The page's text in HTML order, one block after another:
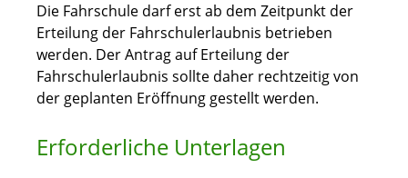
Die Fahrschule darf erst ab dem Zeitpunkt der
Erteilung der Fahrschulerlaubnis betrieben
werden. Der Antrag auf Erteilung der
Fahrschulerlaubnis sollte daher rechtzeitig von
der geplanten Eröffnung gestellt werden.
Erforderliche Unterlagen